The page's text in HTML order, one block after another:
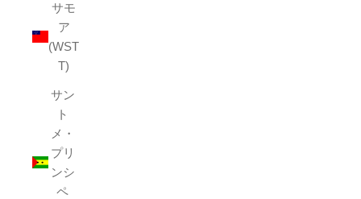
サモ
ア
(WST
T)
サン
ト
メ・
プリ
ンシ
ペ